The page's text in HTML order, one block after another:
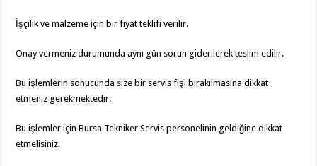
İşçilik ve malzeme için bir fiyat teklifi verilir.
Onay vermeniz durumunda aynı gün sorun giderilerek teslim edilir.
Bu işlemlerin sonucunda size bir servis fişi bırakılmasına dikkat
etmeniz gerekmektedir.
Bu işlemler için Bursa Tekniker Servis personelinin geldiğine dikkat
etmelisiniz.